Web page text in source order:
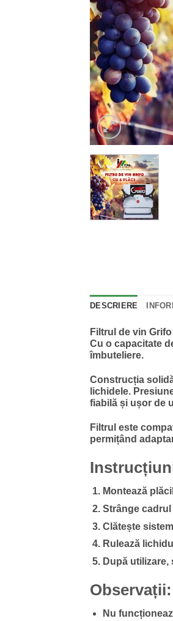
DESCRIERE
Filtrul de vin
Cu o capacitate
îmbuteliere.
Construcția
lichidele.
fiabilă și ușor de
Filtrul este
permițând
Montează
Strânge
Clătește
Rulează
După
Observații:
Nu